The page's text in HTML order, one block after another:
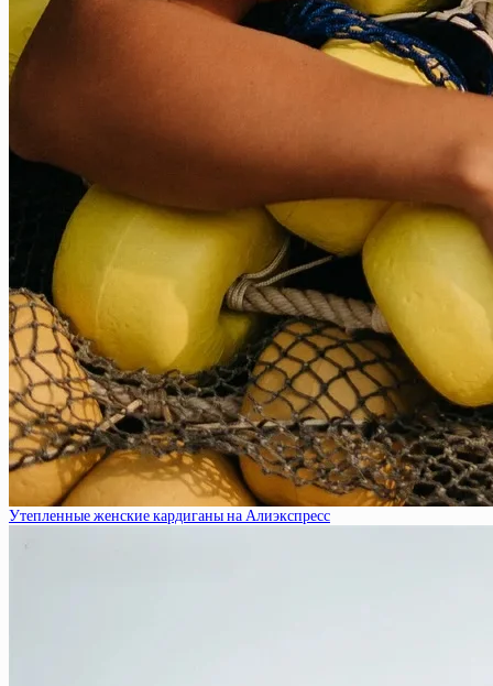
Утепленные женские кардиганы на Алиэкспресс